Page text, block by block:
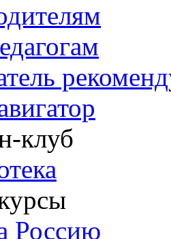
клуб
Россию